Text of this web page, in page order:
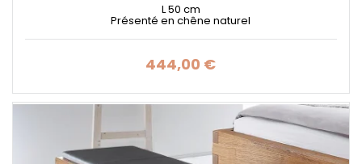
L 50 cm
Présenté en chêne naturel
Prix
444,00 €